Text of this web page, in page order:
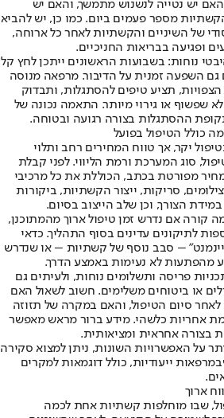
יש נטייה לנשנוש מתמשך, והאם יש
מספר פעמים ביום. כמו כן, יש להביא
של השיניים והקשתיות לאחר כל ארוחה,
ופגיעה בבריאות החניכיים.
נוחות: בשבועות הראשונים ייתכן לחץ קל
השפעה זמנית על הדיבור. מרפאה מנוסה
תציע טיפים להסתגלות, ותבדוק
שפשוף או גירוי מיותר. התאמה נכונה של
ההסתגלות בצורה רגועה ובטוחה.
יקר, אך טווח המחירים רחב ותלוי
סוג המערכת ורמת הליווי. לפני קבלת
מפורטת בכתב, הכוללת את כל מרכיבי
סריקות, ייצור הקשתיות, ביקורות
הצורך, וכן שלב הייצוב בסיום.
קורה אם נדרש זמן טיפול ארוך מהמתוכנן,
לתיקונים עדינים בסוף התהליך. כדאי
– סבב נוסף של קשתיות – או שנדרש
מהפתעות לא נעימות באמצע הדרך.
פריסה ותשלומים נוחות, ולעיתים גם
או ביטוחים משלימים. חשוב לשאול האם
סיום הטיפול, והאם במקרה של תזוזה
אחריות כלשהי. מידע ברור מראש מאפשר
בצורה אחראית ומציאותית.
על האפשרויות השונות, ניתן למצוא סקירה
במרפאות ייעודיות, כולל דוגמאות למקרים
שבו מוחלפות קשתיות אחת לכמה